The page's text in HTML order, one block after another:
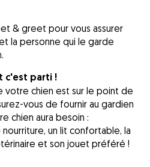
& greet pour vous assurer
la personne qui le garde
c'est parti !
votre chien est sur le point de
vous de fournir au gardien
chien aura besoin :
un lit confortable, la
et son jouet préféré !